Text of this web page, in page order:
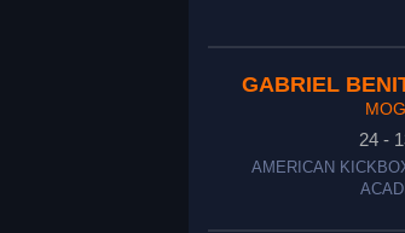
GABRIEL
24 -
AMERICAN